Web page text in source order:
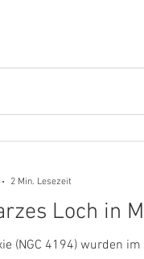
Loch in
(NGC 4194) wurden
2 Min. Lesezeit